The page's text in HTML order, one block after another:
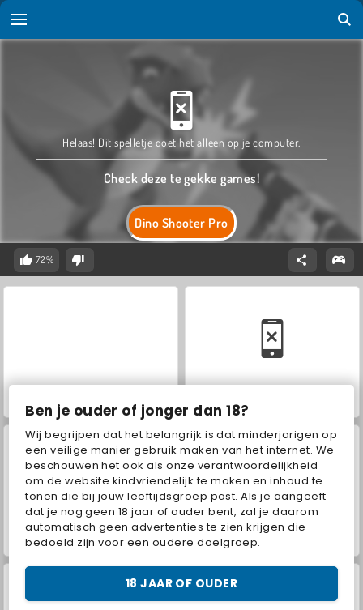
Ben je ouder of jonger dan 18?
Wij begrijpen dat het belangrijk is dat minderjarigen op
een veilige manier gebruik maken van het internet. We
beschouwen het ook als onze verantwoordelijkheid
om de website kindvriendelijk te maken en inhoud te
tonen die bij jouw leeftijdsgroep past. Als je aangeeft
dat je nog geen 18 jaar of ouder bent, zal je daarom
automatisch geen advertenties te zien krijgen die
bedoeld zijn voor een oudere doelgroep.
18 JAAR OF OUDER
Dino Shooter Pro
Helaas! Dit spelletje doet het alleen op je computer.
Check deze te gekke games!
72%
World War 2 Shooter Car Parking City Duel
Hidden Object: Street of Secrets VegaMix Da Vinci Puzzles